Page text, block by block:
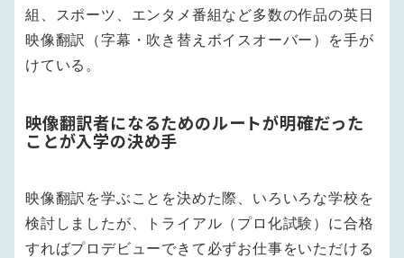
組、スポーツ、エンタメ番組など多数の作品の英日
映像翻訳（字幕・吹き替えボイスオーバー）を手が
けている。
映像翻訳者になるためのルートが明確だった
ことが入学の決め手
映像翻訳を学ぶことを決めた際、いろいろな学校を
検討しましたが、トライアル（プロ化試験）に合格
すればプロデビューできて必ずお仕事をいただける